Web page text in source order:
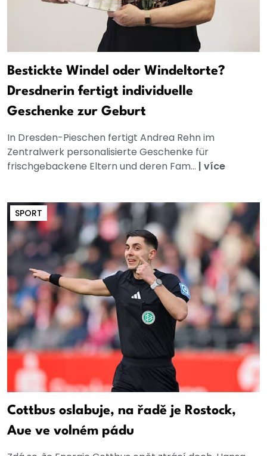
Bestickte Windel oder Windeltorte?
Dresdnerin fertigt individuelle
Geschenke zur Geburt
In Dresden-Pieschen fertigt Andrea Rehn im
Zentralwerk personalisierte Geschenke für
frischgebackene Eltern und deren Fam... | více
SPORT
Cottbus oslabuje, na řadě je Rostock,
Aue ve volném pádu